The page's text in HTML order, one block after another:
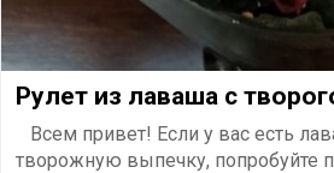
Рулет из лаваша с
Всем привет! Если у вас есть
творожную выпечку, попробуйте